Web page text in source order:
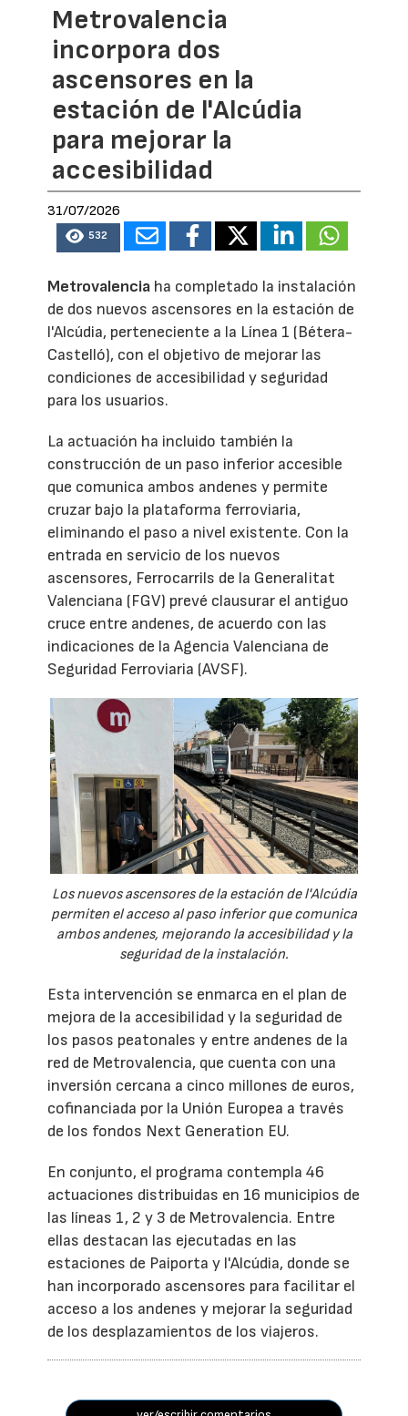
Metrovalencia
incorpora dos
ascensores en la
estación de l'Alcúdia
para mejorar la
accesibilidad
31/07/2026
532
Metrovalencia ha completado la instalación
de dos nuevos ascensores en la estación de
l'Alcúdia, perteneciente a la Línea 1 (Bétera-
Castelló), con el objetivo de mejorar las
condiciones de accesibilidad y seguridad
para los usuarios.
La actuación ha incluido también la
construcción de un paso inferior accesible
que comunica ambos andenes y permite
cruzar bajo la plataforma ferroviaria,
eliminando el paso a nivel existente. Con la
entrada en servicio de los nuevos
ascensores, Ferrocarrils de la Generalitat
Valenciana (FGV) prevé clausurar el antiguo
cruce entre andenes, de acuerdo con las
indicaciones de la Agencia Valenciana de
Seguridad Ferroviaria (AVSF).
Los nuevos ascensores de la estación de l'Alcúdia
permiten el acceso al paso inferior que comunica
ambos andenes, mejorando la accesibilidad y la
seguridad de la instalación.
Esta intervención se enmarca en el plan de
mejora de la accesibilidad y la seguridad de
los pasos peatonales y entre andenes de la
red de Metrovalencia, que cuenta con una
inversión cercana a cinco millones de euros,
cofinanciada por la Unión Europea a través
de los fondos Next Generation EU.
En conjunto, el programa contempla 46
actuaciones distribuidas en 16 municipios de
las líneas 1, 2 y 3 de Metrovalencia. Entre
ellas destacan las ejecutadas en las
estaciones de Paiporta y l'Alcúdia, donde se
han incorporado ascensores para facilitar el
acceso a los andenes y mejorar la seguridad
de los desplazamientos de los viajeros.